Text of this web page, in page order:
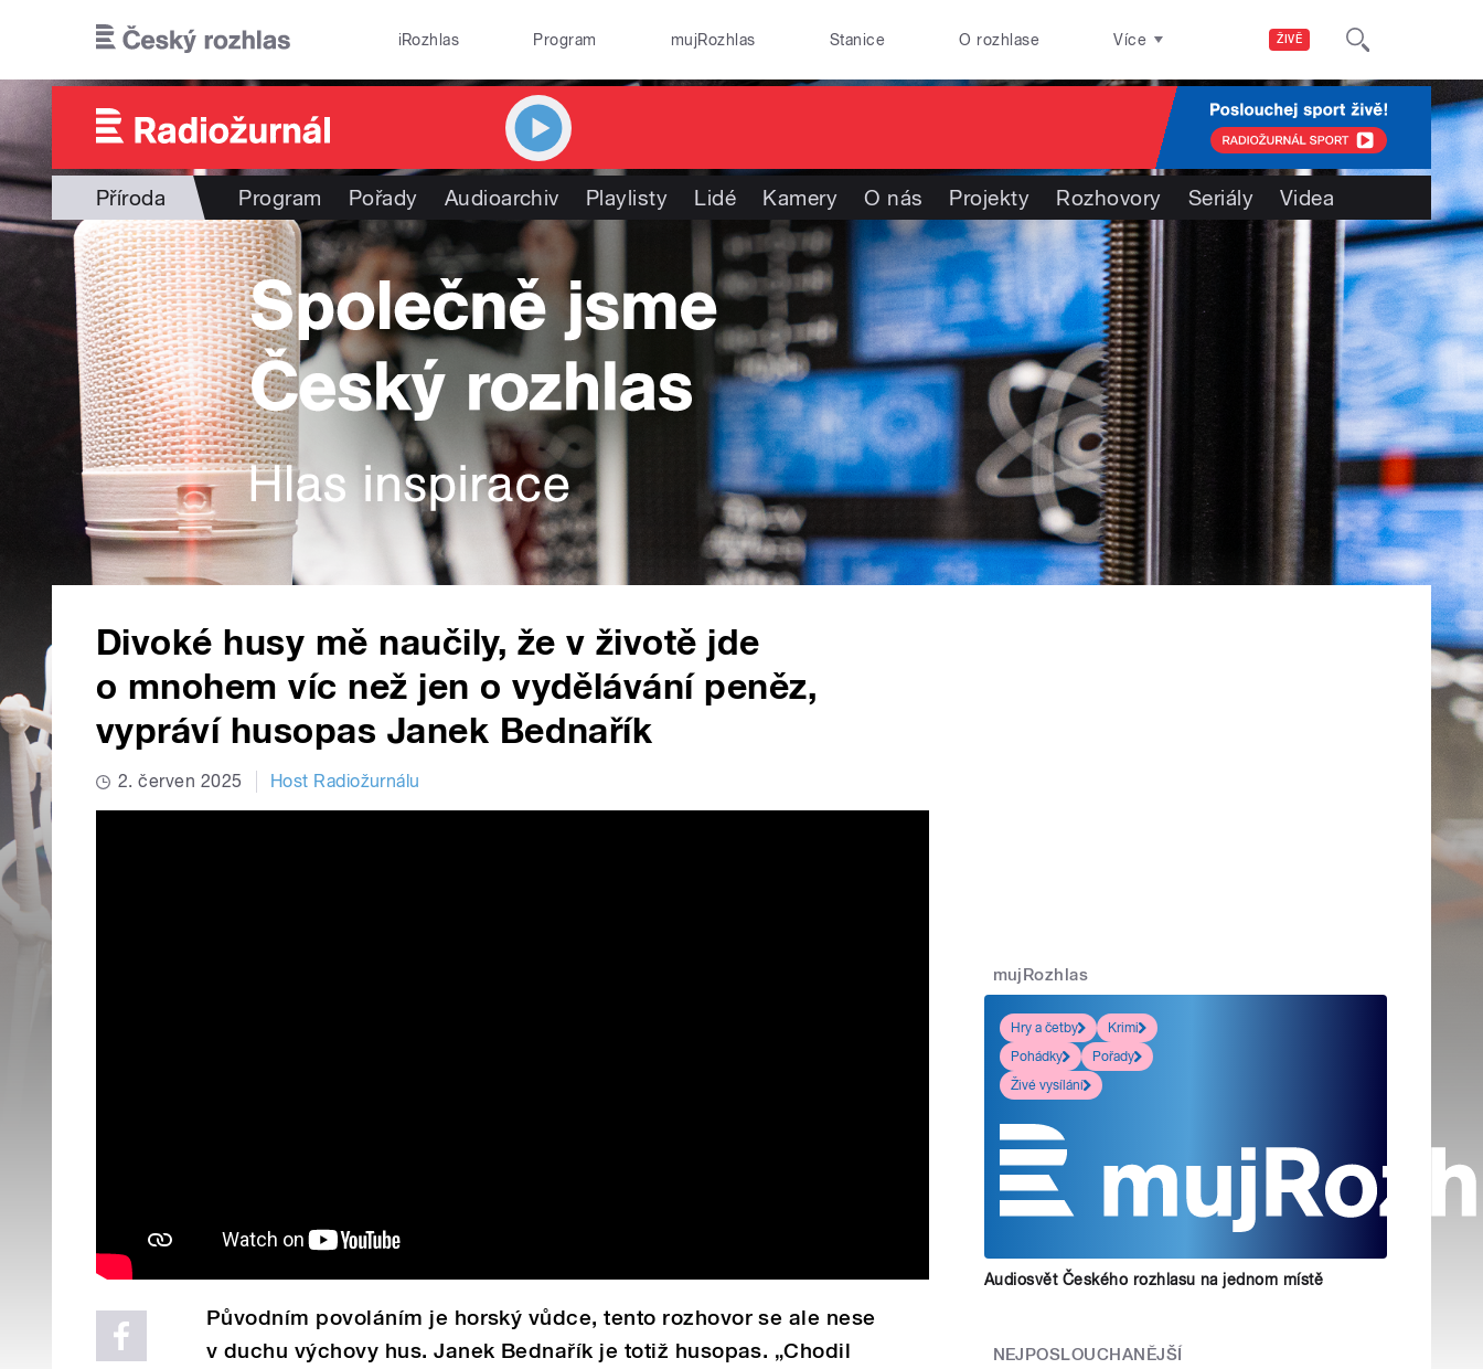
ŽIVĚ
iRozhlas Program mujRozhlas Stanice O rozhlase Více
Příroda Program Pořady Audioarchiv Playlisty Lidé Kamery O nás Projekty Rozhovory Seriály Videa
Divoké husy mě naučily, že v životě jde
o mnohem víc než jen o vydělávání peněz,
vypráví husopas Janek Bednařík
2. červen 2025 Host Radiožurnálu
Původním povoláním je horský vůdce, tento rozhovor se ale nese
v duchu výchovy hus. Janek Bednařík je totiž husopas. „Chodil
mujRozhlas
Hry a četby
Krimi
Pohádky
Pořady
Živé vysílání
Audiosvět Českého rozhlasu na jednom místě
NEJPOSLOUCHANĚJŠÍ